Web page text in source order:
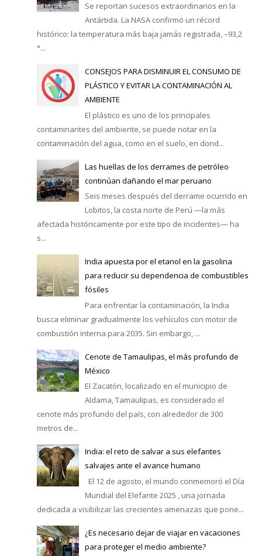
Se reportan sucesos extraordinarios en la
Antártida. La NASA confirmó un récord
histórico: la temperatura más baja jamás registrada, –93,2
°...
CONSEJOS PARA DISMINUIR EL CONSUMO DE
PLÁSTICO Y EVITAR LA CONTAMINACIÓN AL
AMBIENTE
El plástico es uno de los principales
contaminantes del ambiente, se puede notar en la
contaminación del agua, como en el suelo, en dond...
Las huellas de los derrames de petróleo
continúan dañando el mar peruano
Seis meses después del derrame ocurrido en
Lobitos, la costa norte de Perú —la más
afectada históricamente por este tipo de incidentes— ha
s...
India apuesta por el etanol en la gasolina
para reducir su dependencia de combustibles
fósiles
Para enfrentar la contaminación, la India
busca eliminar gradualmente los vehículos con motor de
combustión interna para 2035. Sin embargo, ...
Cenote de Tamaulipas, el más profundo de
México
El Zacatón, localizado en el municipio de
Aldama, Tamaulipas, es considerado el
cenote más profundo del país, con alrededor de 300
metros de...
India: el reto de salvar a sus elefantes
salvajes ante el avance humano
El 12 de agosto, el mundo conmemoró el Día
Mundial del Elefante 2025 , una jornada
dedicada a visibilizar las crecientes amenazas que pone...
¿Es necesario dejar de viajar en vacaciones
para proteger el medio ambiente?